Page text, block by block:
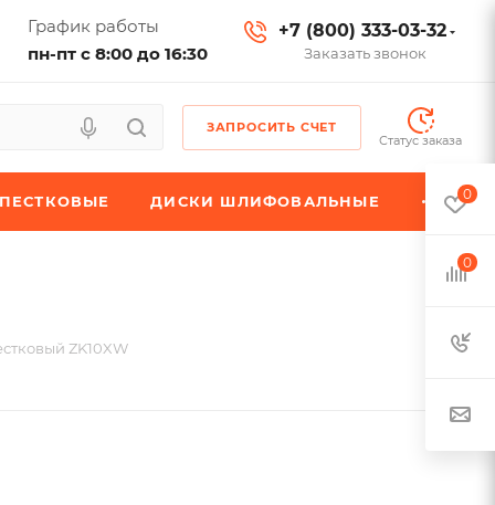
График работы
пн-пт с 8:00 до 16:30
+7 (800) 333-03-32
Заказать звонок
ЗАПРОСИТЬ СЧЕТ
Статус заказа
ДИСКИ ШЛИФОВАЛЬНЫЕ
ZK10XW
0
0